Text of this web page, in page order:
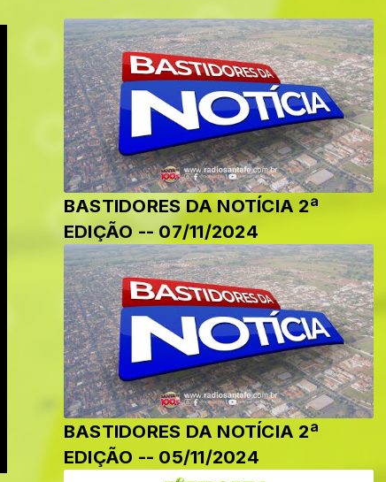
BASTIDORES DA NOTÍCIA 2ª
EDIÇÃO -- 07/11/2024
BASTIDORES DA NOTÍCIA 2ª
EDIÇÃO -- 05/11/2024